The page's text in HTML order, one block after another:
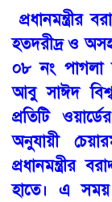
প্রধানমন্ত্রীর
হতদরীদ্র ও
০৮ নং পাগলা
আবু সাঈদ
প্রতিটি
অনুযায়ী
প্রধানমন্ত্রীর
হাতে। এ সময়